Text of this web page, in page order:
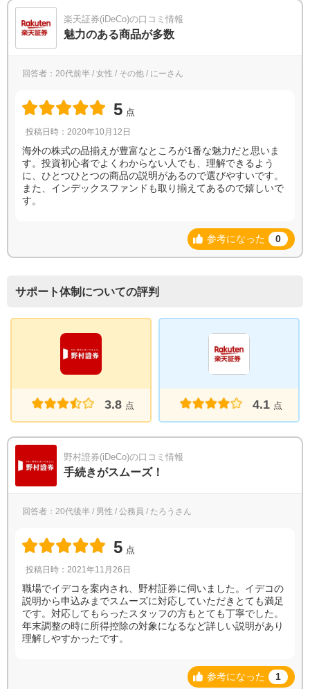
楽天証券(iDeCo)の口コミ情報
魅力のある商品が多数
回答者：20代前半 / 女性 / その他 / にーさん
5 点
投稿日時：2020年10月12日
海外の株式の品揃えが豊富なところが1番な魅力だと思いま
す。投資初心者でよくわからない人でも、理解できるよう
に、ひとつひとつの商品の説明があるので選びやすいです。
また、インデックスファンドも取り揃えてあるので嬉しいで
す。
参考になった 0
サポート体制についての評判
3.8 点 4.1 点
野村證券(iDeCo)の口コミ情報
手続きがスムーズ！
回答者：20代後半 / 男性 / 公務員 / たろうさん
5 点
投稿日時：2021年11月26日
職場でイデコを案内され、野村証券に伺いました。イデコの
説明から申込みまでスムーズに対応していただきとても満足
です。対応してもらったスタッフの方もとても丁寧でした。
年末調整の時に所得控除の対象になるなど詳しい説明があり
理解しやすかったです。
参考になった 1